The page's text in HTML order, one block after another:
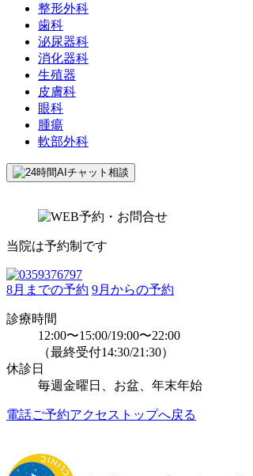
整形外科
歯科
泌尿器科
消化器科
生殖器
皮膚科
眼科
腫瘍
軟部外科
当院は予約制です
8月までの予約 9月からの予約
診療時間
12:00〜15:00/19:00〜22:00
（最終受付14:30/21:30）
休診日
毎週金曜日、お盆、年末年始
電話ご予約アクセス トップへ戻る